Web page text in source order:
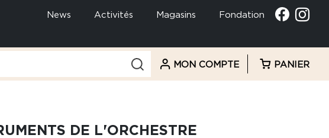
News Activités Magasins Fondation
MON COMPTE PANIER
DE L'ORCHESTRE